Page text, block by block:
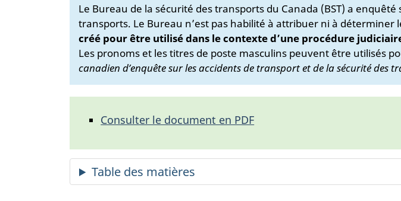
Le Bureau de la sécurité des transports du Canada (BST) a
transports. Le Bureau n’est pas habilité à attribuer ni à déterminer
créé pour être utilisé dans le contexte d’une procédure
Les pronoms et les titres de poste masculins peuvent être utilisés
canadien d’enquête sur les accidents de transport et de la sécurité des
Consulter le document en PDF